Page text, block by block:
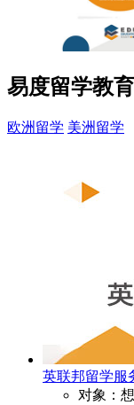
易度留学教
欧洲留学 美洲留学
英联邦留学服
对象：